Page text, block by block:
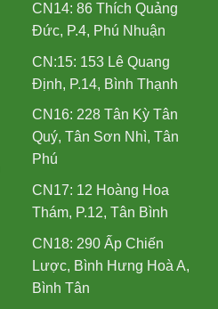
CN14: 86 Thích Quảng
Đức, P.4, Phú Nhuận
CN:15: 153 Lê Quang
Định, P.14, Bình Thạnh
CN16: 228 Tân Kỳ Tân
Quý, Tân Sơn Nhì, Tân
Phú
CN17: 12 Hoàng Hoa
Thám, P.12, Tân Bình
CN18: 290 Ấp Chiến
Lược, Bình Hưng Hoà A,
Bình Tân